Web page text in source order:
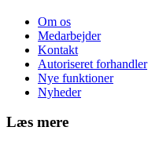
Om os
Medarbejder
Kontakt
Autoriseret forhandler
Nye funktioner
Nyheder
Læs mere